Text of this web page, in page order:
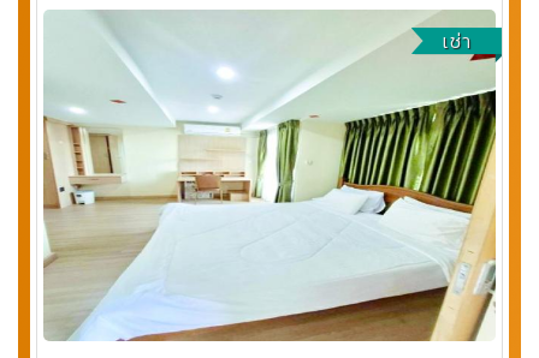
เช่า